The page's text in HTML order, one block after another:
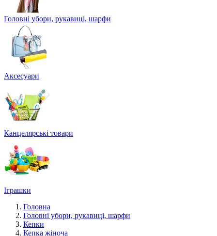
Головні убори, рукавиці, шарфи
Аксесуари
Канцелярські товари
Іграшки
Головна
Головні убори, рукавиці, шарфи
Кепки
Кепка жіноча